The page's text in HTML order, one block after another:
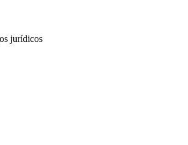
jurídicos